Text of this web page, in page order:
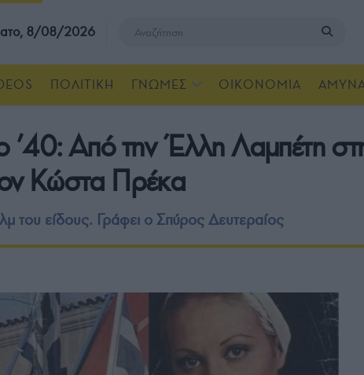
8/08/2026
ΠΟΛΙΤΙΚΗ ΓΝΩΜΕΣ ΟΙΚΟΝΟΜΙΑ
το ’40: Από την Έλλη Λαμπέτη
Κώστα Πρέκα
του είδους. Γράφει ο Σπύρος Δευτεραίος